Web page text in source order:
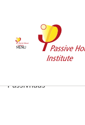
MENU
Protocols
Passivhaus